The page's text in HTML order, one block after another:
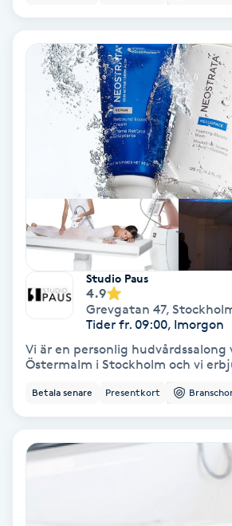
Osteopati
Paraffinbehandling
Pensionärklippning
Permanent
Permanent hårborttagning
Studio Paus
4.9
Grevgatan 47,
Tider fr. 09:00, Imorgon
Vi är en personlig
Östermalm i Stockholm och vi
Betala senare Presentkort